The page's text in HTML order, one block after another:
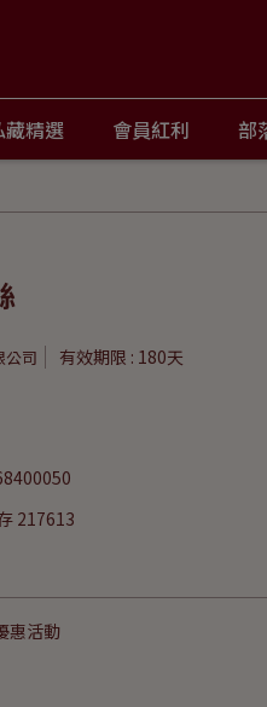
藏精選 會員紅利 部
公司 有效期限 : 180天
217613
惠活動